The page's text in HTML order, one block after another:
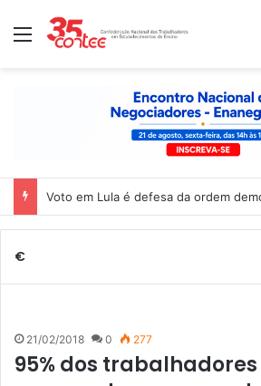
Menu
Voto em Lula é defesa da ordem
€
21/02/2018 0 277
95% dos